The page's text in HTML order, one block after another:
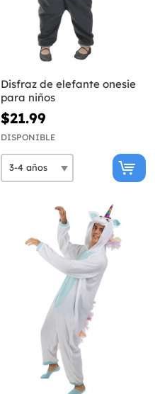
Disfraz de elefante onesie
para niños
$21.99
DISPONIBLE